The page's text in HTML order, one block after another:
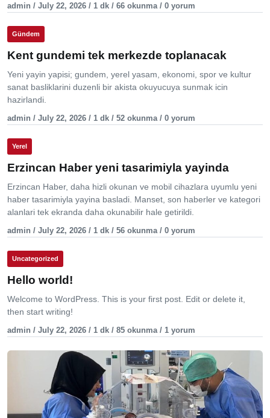
admin / July 22, 2026 / 1 dk / 66 okunma / 0 yorum
Gündem
Kent gundemi tek merkezde toplanacak
Yeni yayin yapisi; gundem, yerel yasam, ekonomi, spor ve kultur
sanat basliklarini duzenli bir akista okuyucuya sunmak icin
hazirlandi.
admin / July 22, 2026 / 1 dk / 52 okunma / 0 yorum
Yerel
Erzincan Haber yeni tasarimiyla yayinda
Erzincan Haber, daha hizli okunan ve mobil cihazlara uyumlu yeni
haber tasarimiyla yayina basladi. Manset, son haberler ve kategori
alanlari tek ekranda daha okunabilir hale getirildi.
admin / July 22, 2026 / 1 dk / 56 okunma / 0 yorum
Uncategorized
Hello world!
Welcome to WordPress. This is your first post. Edit or delete it,
then start writing!
admin / July 22, 2026 / 1 dk / 85 okunma / 1 yorum